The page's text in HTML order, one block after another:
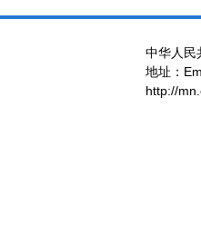
中华人民
地址：
http://